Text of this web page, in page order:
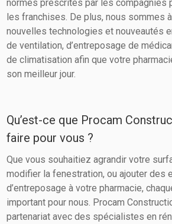
normes prescrites par les compagnies
les franchises. De plus, nous sommes
nouvelles technologies et nouveautés
de ventilation, d’entreposage de
de climatisation afin que votre
son meilleur jour.
Qu’est-ce que Procam
faire pour vous ?
Que vous souhaitiez agrandir votre
modifier la fenestration, ou ajouter des
d’entreposage à votre pharmacie,
important pour nous. Procam
partenariat avec des spécialistes en